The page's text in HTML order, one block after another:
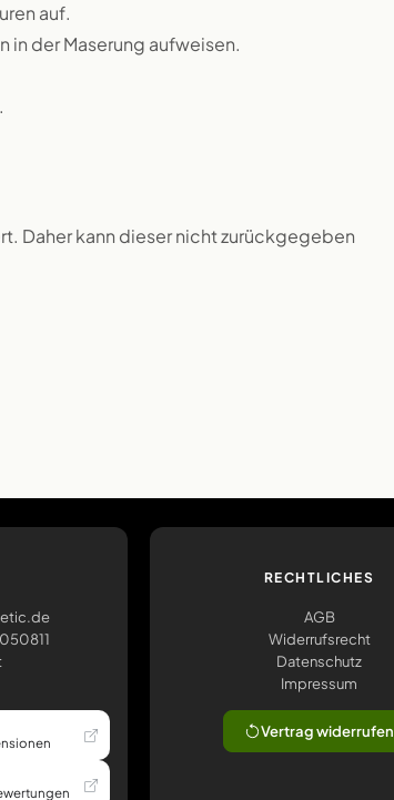
auf.
in der Maserung aufweisen.
Daher kann dieser nicht zurückgegeben
RECHTLICHES
AGB
Widerrufsrecht
Datenschutz
Impressum
Vertrag widerrufen